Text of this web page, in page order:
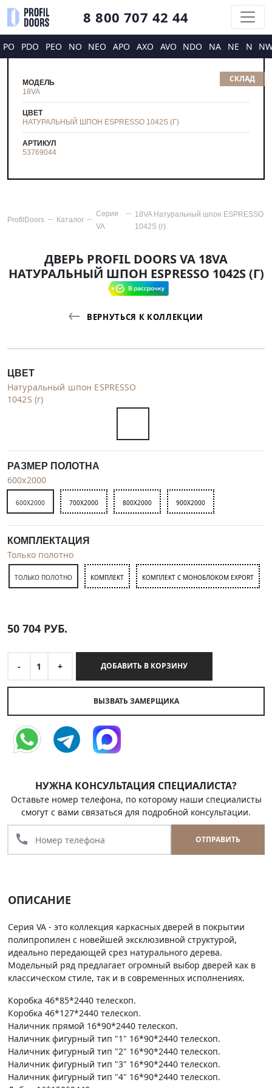
8 800 707 42 44
PO PDO PEO NO NEO APO AXO AVO NDO NA NE N
СКЛАД
МОДЕЛЬ
18VA
ЦВЕТ
НАТУРАЛЬНЫЙ ШПОН ESPRESSO 1042S (Г)
АРТИКУЛ
53769044
ProfilDoors Каталог
Серия
VA
18VA Натуральный шпон ESPRESSO
1042S (г)
ДВЕРЬ PROFIL DOORS VA 18VA
НАТУРАЛЬНЫЙ ШПОН ESPRESSO 1042S (Г)
ВЕРНУТЬСЯ К КОЛЛЕКЦИИ
ЦВЕТ
Натуральный шпон ESPRESSO
1042S (г)
РАЗМЕР ПОЛОТНА
600x2000
600X2000 700X2000 800X2000 900X2000
КОМПЛЕКТАЦИЯ
Только полотно
ТОЛЬКО ПОЛОТНО КОМПЛЕКТ КОМПЛЕКТ С МОНОБЛОКОМ EXPORT
50 704 РУБ.
- 1 + ДОБАВИТЬ В КОРЗИНУ
ВЫЗВАТЬ ЗАМЕРЩИКА
НУЖНА КОНСУЛЬТАЦИЯ СПЕЦИАЛИСТА?
Оставьте номер телефона, по которому наши специалисты
смогут с вами связаться для подробной консультации.
call ОТПРАВИТЬ
ОПИСАНИЕ
Серия VA - это коллекция каркасных дверей в покрытии
полипропилен с новейшей эксклюзивной структурой,
идеально передающей срез натурального дерева.
Модельный ряд предлагает огромный выбор дверей как в
классическом стиле, так и в современных исполнениях.
Коробка 46*85*2440 телескоп.
Коробка 46*127*2440 телескоп.
Наличник прямой 16*90*2440 телескоп.
Наличник фигурный тип "1" 16*90*2440 телескоп.
Наличник фигурный тип "2" 16*90*2440 телескоп.
Наличник фигурный тип "3" 16*90*2440 телескоп.
Наличник фигурный тип "4" 16*90*2440 телескоп.